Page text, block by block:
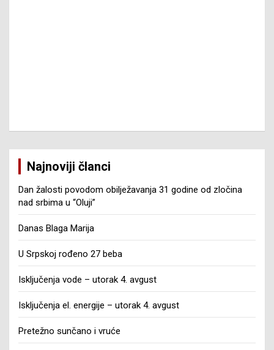
Najnoviji članci
Dan žalosti povodom obilježavanja 31 godine od zločina
nad srbima u “Oluji”
Danas Blaga Marija
U Srpskoj rođeno 27 beba
Isključenja vode – utorak 4. avgust
Isključenja el. energije – utorak 4. avgust
Pretežno sunčano i vruće